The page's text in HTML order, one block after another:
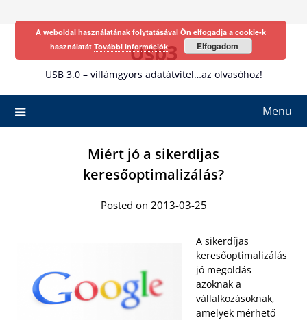
Usb3
USB 3.0 – villámgyors adatátvitel…az olvasóhoz!
Menu
Miért jó a sikerdíjas
keresőoptimalizálás?
Posted on 2013-03-25
A sikerdíjas
keresőoptimalizálás
jó megoldás
azoknak a
vállalkozásoknak,
amelyek mérhető
A weboldal használatának folytatásával Ön elfogadja a cookie-k
használatát További információk Elfogadom